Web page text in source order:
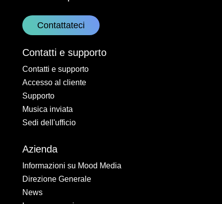
Contattateci
Contatti e supporto
Contatti e supporto
Accesso al cliente
Supporto
Musica inviata
Sedi dell'ufficio
Azienda
Informazioni su Mood Media
Direzione Generale
News